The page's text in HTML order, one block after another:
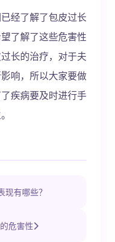
经了解了包皮过长
了解了这些危害性
长的治疗，对于夫
响，所以大家要做
疾病要及时进行手
现有哪些？
危害性